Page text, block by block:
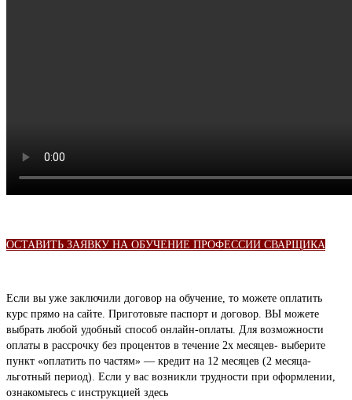
ОСТАВИТЬ ЗАЯВКУ НА ОБУЧЕНИЕ ПРОФЕССИИ СВАРЩИКА
Если вы уже заключили договор на обучение, то можете оплатить
курс прямо на сайте. Приготовьте паспорт и договор. ВЫ можете
выбрать любой удобный способ онлайн-оплаты. Для возможности
оплаты в рассрочку без процентов в течение 2х месяцев- выберите
пункт «оплатить по частям» — кредит на 12 месяцев (2 месяца-
льготный период). Если у вас возникли трудности при оформлении,
ознакомьтесь с инструкцией здесь